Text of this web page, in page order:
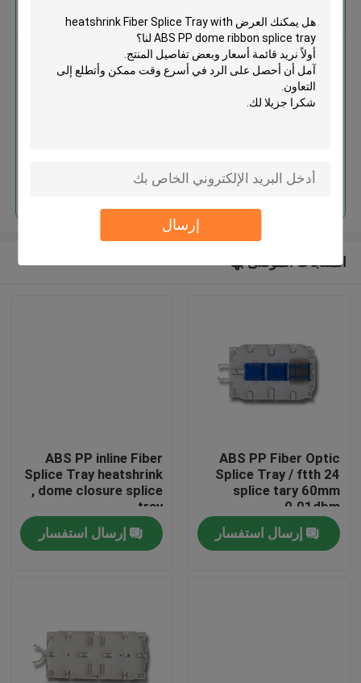
إرسال
احصل على افضل سعر ل
Heatshrink Fiber Splice Tray
with ABS PP dome ribbon splice
استمر
المنتجات الموصى بها
ABS PP Fiber Optic
Splice Tray / ftth 24
splice tary 60mm
0.01dbm
إرسال استفسار
ABS PP inline Fiber
Splice Tray heatshrink
, dome closure splice
tray
إرسال استفسار